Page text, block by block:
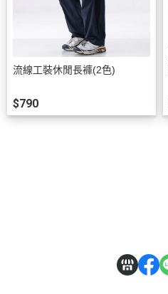
流線工裝休閒長褲(2色)
$790